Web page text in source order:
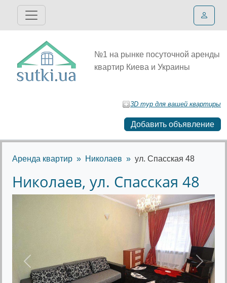
№1 на рынке посуточной аренды
квартир Киева и Украины
3D тур для вашей квартиры
Добавить объявление
Аренда квартир Николаев ул. Спасская 48
Николаев, ул. Спасская 48
Предыдущее